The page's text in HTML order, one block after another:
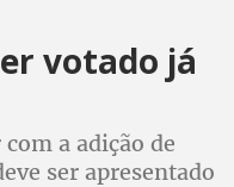
votado já
a adição de
ser apresentado